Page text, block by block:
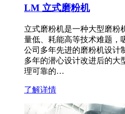
LM 立式磨粉机
立式磨粉机是一种大型磨粉
量低、耗能高等技术难题，
公司多年先进的磨粉机设计
多年的潜心设计改进后的大
理可靠的…
了解详情